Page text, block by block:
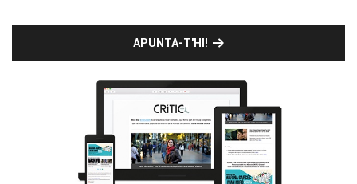
APUNTA-T'HI!